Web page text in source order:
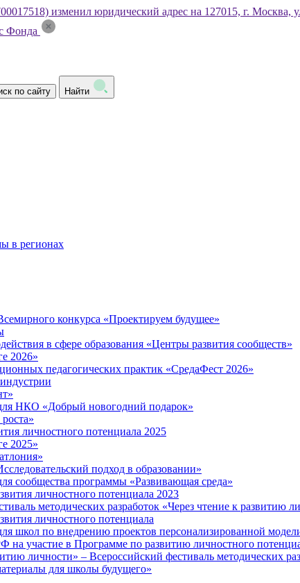
изменил юридический адрес на 127015, г.
Фонда
по сайту Найти
в регионах
конкурса «Проектируем будущее»
в сфере образования «Центры развития сообществ»
2026»
педагогических практик «СредаФест 2026»
НКО «Добрый новогодний подарок»
личностного потенциала 2025
2025»
подход в образовании»
сообщества программы «Развивающая среда»
личностного потенциала 2023
методических разработок «Через чтение к развитию
личностного потенциала
школ по внедрению проектов персонализированной
на участие в Программе по развитию личностного
личности» – Всероссийский фестиваль методических
для школы будущего»